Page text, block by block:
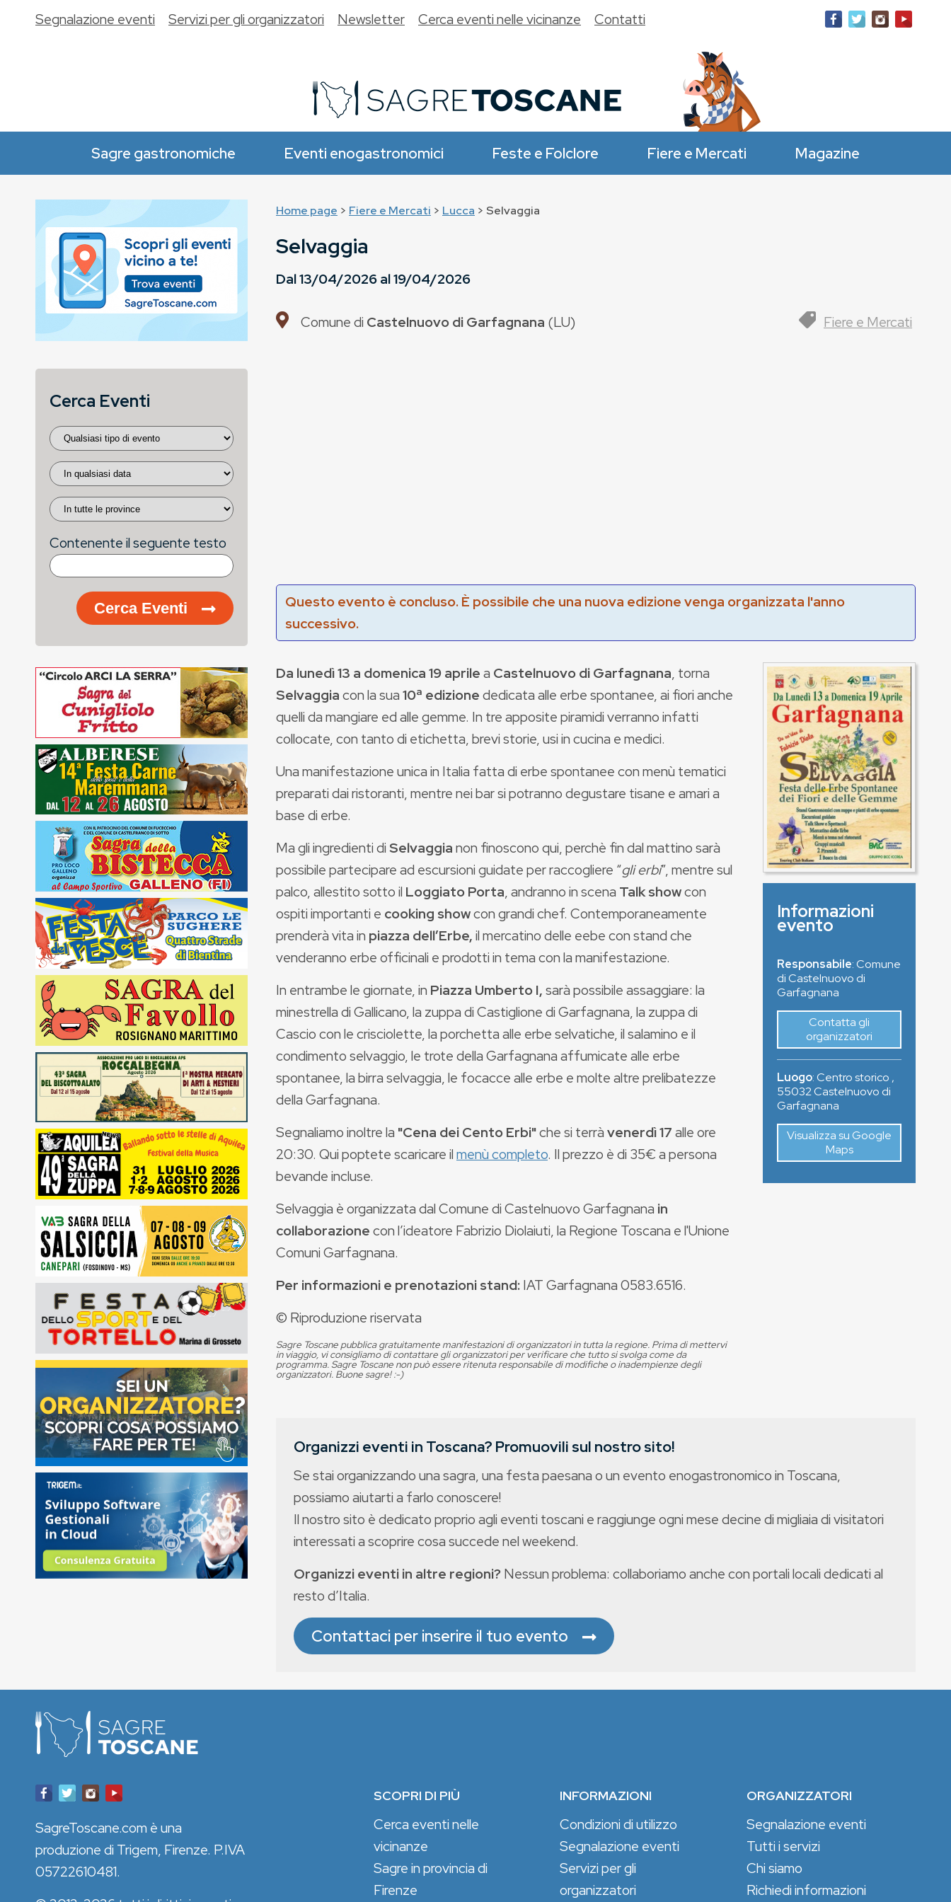
Sagre gastronomiche Eventi enogastronomici Feste e Folclore Fiere e Mercati Magazine
Segnalazione eventi Servizi per gli organizzatori Newsletter Cerca eventi nelle vicinanze Contatti
Home page > Fiere e Mercati > Lucca > Selvaggia
Selvaggia
Dal13/04/2026al19/04/2026
Comune di Castelnuovo di Garfagnana (LU) Fiere e Mercati
Questo evento è concluso. È possibile che una nuova edizione venga organizzata l'anno
successivo.
Da lunedì 13 a domenica 19 aprilea Castelnuovo di Garfagnana, torna
Selvaggiacon la sua10ª edizionededicata alle erbe spontanee, ai fiori anche
quelli da mangiare ed alle gemme. In tre apposite piramidi verranno infatti
collocate, con tanto di etichetta, brevi storie, usi in cucina e medici.
Una manifestazione unica in Italia fatta di erbe spontanee con menù tematici
preparati dai ristoranti, mentre nei bar si potranno degustare tisane e amari a
base di erbe.
Ma gli ingredienti diSelvaggianon finoscono qui, perchè fin dal mattino sarà
possibile partecipare ad escursioni guidate per raccogliere “gli erbi”, mentre sul
palco, allestito sotto il Loggiato Porta, andranno in scena Talk showcon
ospiti importanti e cooking showcon grandi chef. Contemporaneamente
prenderà vita in piazza dell’Erbe,il mercatino delle eebe con stand che
venderanno erbe officinali e prodotti in tema con la manifestazione.
In entrambe le giornate, in Piazza Umberto I,sarà possibile assaggiare: la
minestrella di Gallicano, la zuppa di Castiglione di Garfagnana, la zuppa di
Cascio con le crisciolette, la porchetta alle erbe selvatiche, il salamino e il
condimento selvaggio, le trote della Garfagnana affumicate alle erbe
spontanee, la birra selvaggia, le focacce alle erbe e molte altre prelibatezze
della Garfagnana.
Segnaliamo inoltre la "Cena dei Cento Erbi"che si terràvenerdì 17alle ore
20:30. Qui poptete scaricare ilmenù completo. Il prezzo è di 35€ a persona
bevande incluse.
Selvaggia è organizzata dal Comune di Castelnuovo Garfagnana in
collaborazionecon l’ideatore Fabrizio Diolaiuti, la Regione Toscana e l'Unione
Comuni Garfagnana.
Per informazioni e prenotazioni stand:IAT Garfagnana 0583.6516.
© Riproduzione riservata
Sagre Toscane pubblica gratuitamente manifestazioni di organizzatori in tutta la regione. Prima di mettervi
in viaggio, vi consigliamo di contattare gli organizzatori per verificare che tutto si svolga come da
programma. Sagre Toscane non può essere ritenuta responsabile di modifiche o inadempienze degli
organizzatori. Buone sagre! :-)
Informazioni
evento
Responsabile: Comune
di Castelnuovo di
Garfagnana
Contatta gli
organizzatori
Luogo:Centro storico ,
55032Castelnuovo di
Garfagnana
Visualizza su Google
Maps
Organizzi eventi in Toscana? Promuovili sul nostro sito!
Se stai organizzando una sagra, una festa paesana o un evento enogastronomico in Toscana,
possiamo aiutarti a farlo conoscere!
Il nostro sito è dedicato proprio agli eventi toscani e raggiunge ogni mese decine di migliaia di visitatori
interessati a scoprire cosa succede nel weekend.
Organizzi eventi in altre regioni? Nessun problema: collaboriamo anche con portali locali dedicati al
resto d’Italia.
Contattaci per inserire il tuo evento
Cerca Eventi
Contenente il seguente testo
Cerca Eventi
SCOPRI DI PIÙ
Cerca eventi nelle
vicinanze
Sagre in provincia di
Firenze
INFORMAZIONI
Condizioni di utilizzo
Segnalazione eventi
Servizi per gli
organizzatori
ORGANIZZATORI
Segnalazione eventi
Tutti i servizi
Chi siamo
Richiedi informazioni
SagreToscane.com è una
produzione di Trigem, Firenze. P.IVA
05722610481.